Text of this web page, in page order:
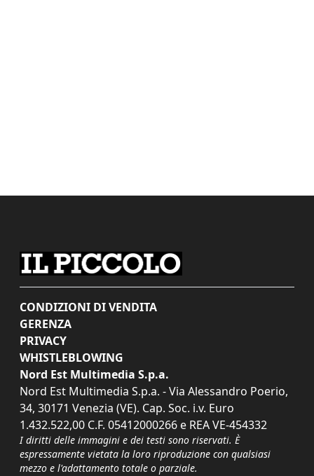
CONDIZIONI DI VENDITA
GERENZA
PRIVACY
WHISTLEBLOWING
Nord Est Multimedia S.p.a.
Nord Est Multimedia S.p.a. - Via Alessandro Poerio,
34, 30171 Venezia (VE). Cap. Soc. i.v. Euro
1.432.522,00 C.F. 05412000266 e REA VE-454332
I diritti delle immagini e dei testi sono riservati. È
espressamente vietata la loro riproduzione con qualsiasi
mezzo e l'adattamento totale o parziale.